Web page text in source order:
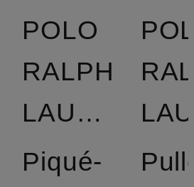
POLO
RALPH
LAUREN
Piqué-